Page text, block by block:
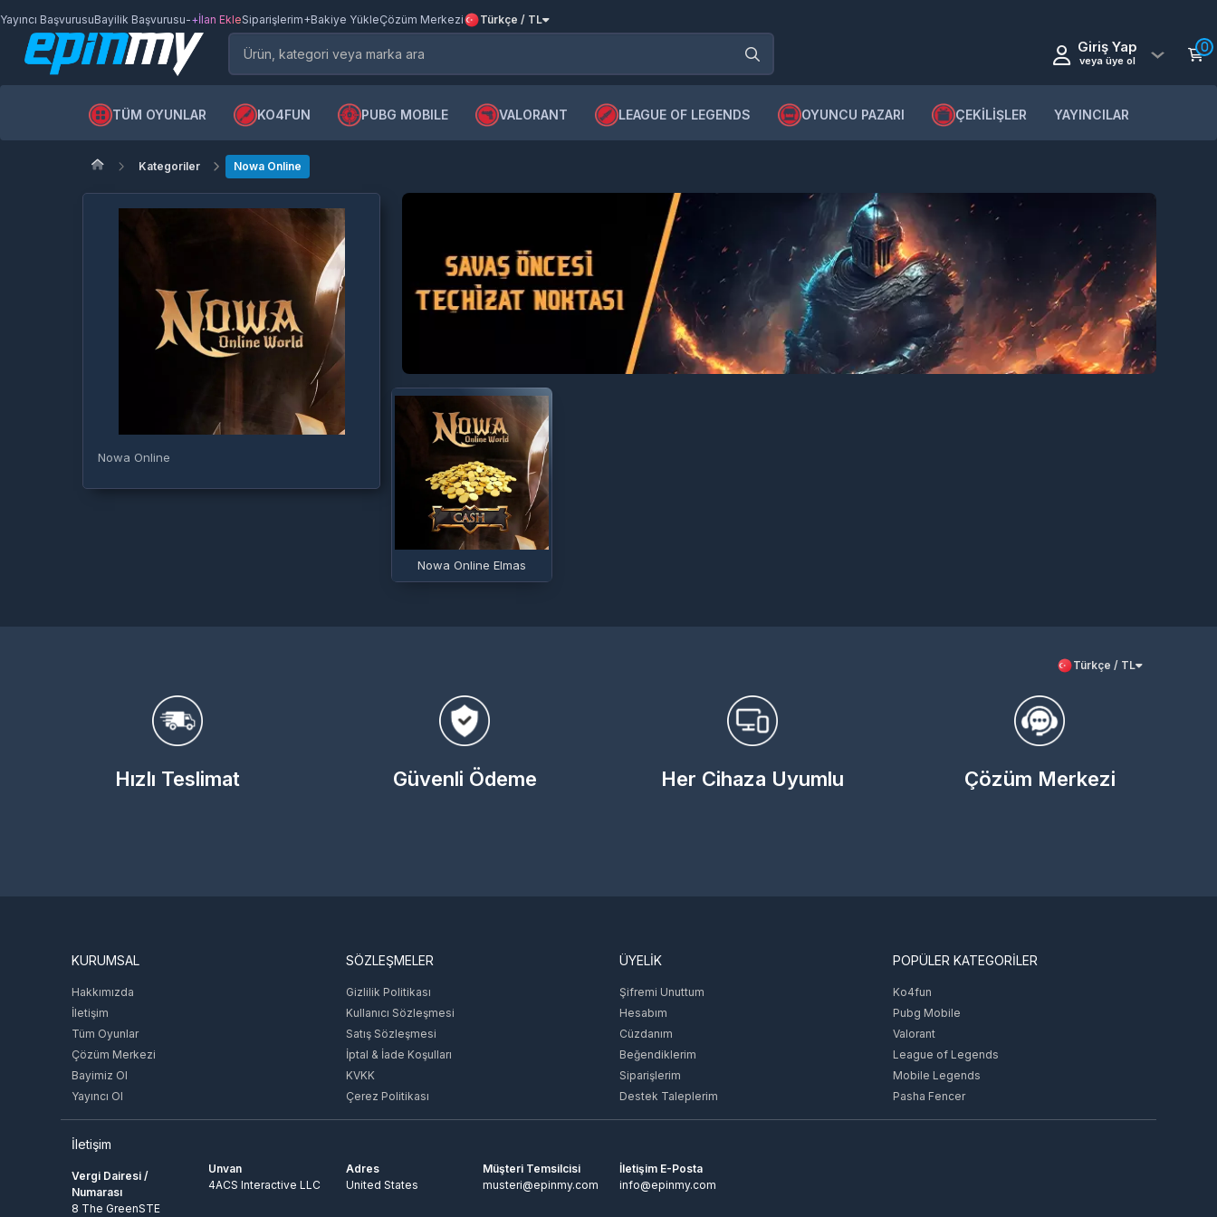
Yayıncı BaşvurusuBayilik Başvurusu-+İlan EkleSiparişlerim+Bakiye YükleÇözüm Merkezi Türkçe / TL
Giriş Yap
veya üye ol
0
TÜM OYUNLAR KO4FUN PUBG MOBILE VALORANT LEAGUE OF LEGENDS OYUNCU PAZARI ÇEKİLİŞLER YAYINCILAR
Kategoriler Nowa Online
Nowa Online
Nowa Online Elmas
Türkçe / TL
Hızlı Teslimat Güvenli Ödeme Her Cihaza Uyumlu Çözüm Merkezi
KURUMSAL
Hakkımızda
İletişim
Tüm Oyunlar
Çözüm Merkezi
Bayimiz Ol
Yayıncı Ol
SÖZLEŞMELER
Gizlilik Politikası
Kullanıcı Sözleşmesi
Satış Sözleşmesi
İptal & İade Koşulları
KVKK
Çerez Politikası
ÜYELİK
Şifremi Unuttum
Hesabım
Cüzdanım
Beğendiklerim
Siparişlerim
Destek Taleplerim
POPÜLER KATEGORİLER
Ko4fun
Pubg Mobile
Valorant
League of Legends
Mobile Legends
Pasha Fencer
İletişim
Vergi Dairesi /
Numarası
8 The GreenSTE
Unvan
4ACS Interactive LLC
Adres
United States
Müşteri Temsilcisi
musteri@epinmy.com
İletişim E-Posta
info@epinmy.com